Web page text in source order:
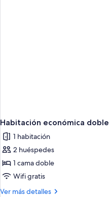
Habitación económica doble
1 habitación
2 huéspedes
1 cama doble
Wifi gratis
Ver más detalles
Más